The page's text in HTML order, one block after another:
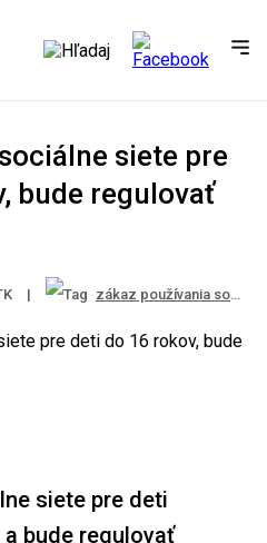
siete pre
bude regulovať
| zákaz používania sociálnych sietí u detí
siete pre deti
bude regulovať